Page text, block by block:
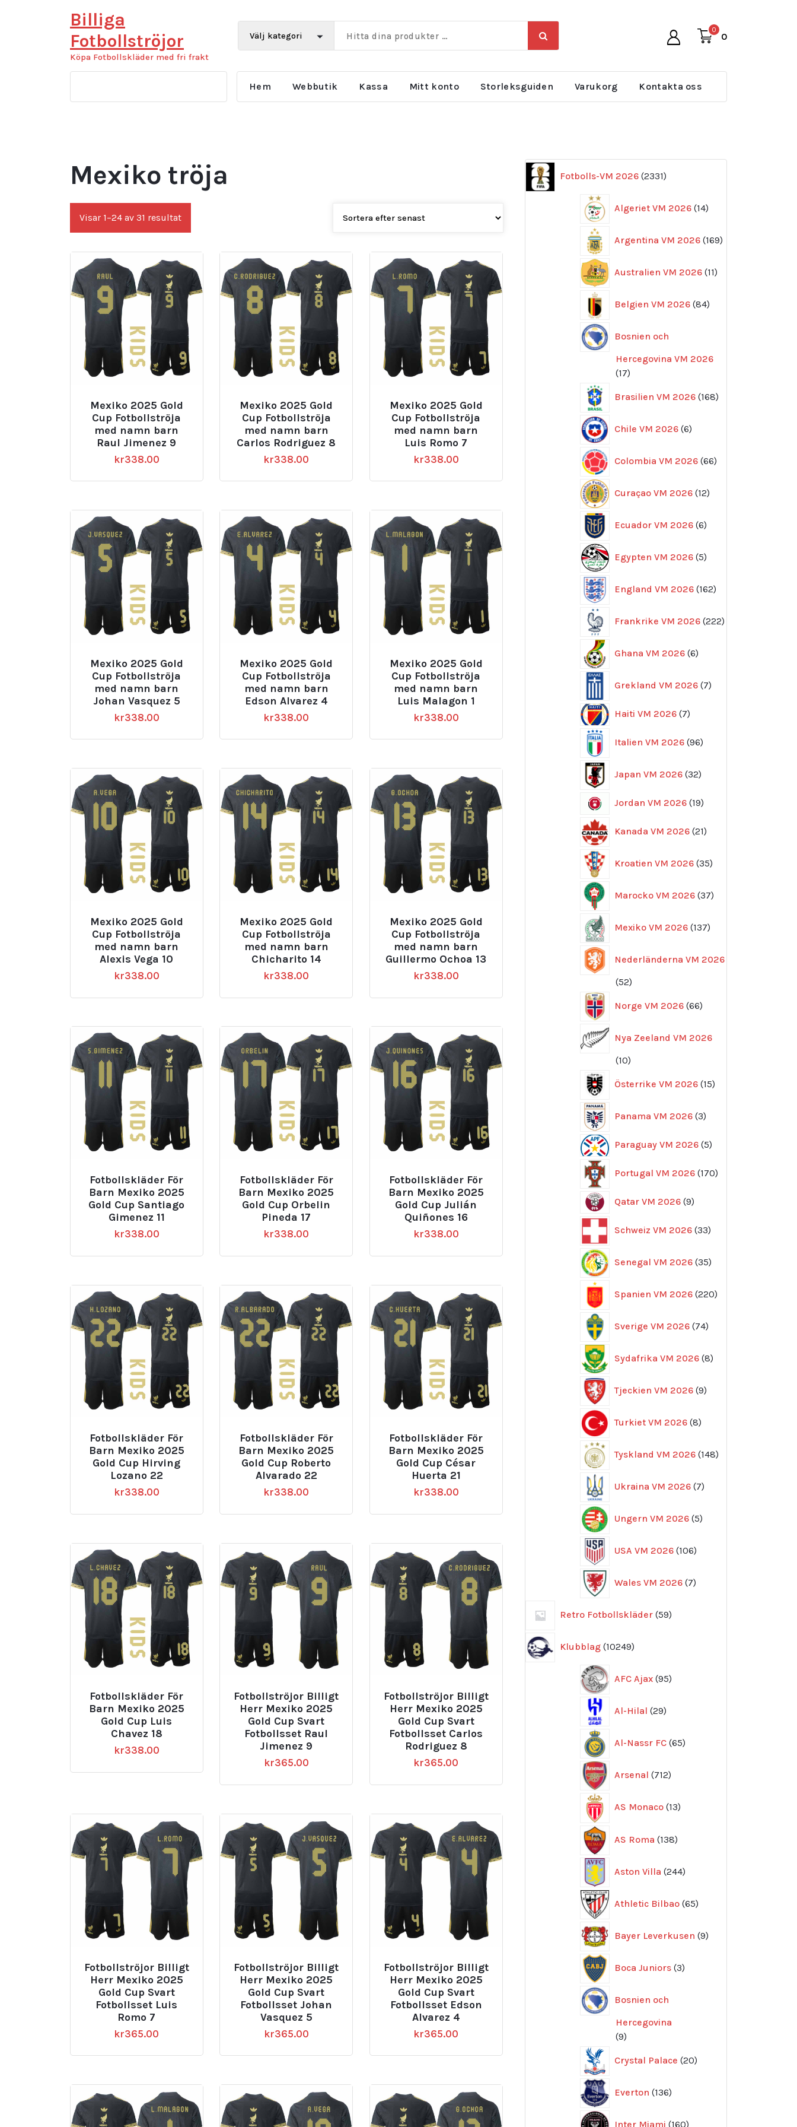
Billiga
Fotbollströjor
Köpa Fotbollskläder med fri frakt
0
0
Hem Webbutik Kassa Mitt konto Storleksguiden Varukorg Kontakta oss
Mexiko tröja
Visar 1–24 av 31 resultatSortera
efter
Mexiko 2025 Gold
Cup Fotbollströja
med namn barn
Raul Jimenez 9
kr338.00
Mexiko 2025 Gold
Cup Fotbollströja
med namn barn
Carlos Rodriguez 8
kr338.00
Mexiko 2025 Gold
Cup Fotbollströja
med namn barn
Luis Romo 7
kr338.00
Mexiko 2025 Gold
Cup Fotbollströja
med namn barn
Johan Vasquez 5
kr338.00
Mexiko 2025 Gold
Cup Fotbollströja
med namn barn
Edson Alvarez 4
kr338.00
Mexiko 2025 Gold
Cup Fotbollströja
med namn barn
Luis Malagon 1
kr338.00
Mexiko 2025 Gold
Cup Fotbollströja
med namn barn
Alexis Vega 10
kr338.00
Mexiko 2025 Gold
Cup Fotbollströja
med namn barn
Chicharito 14
kr338.00
Mexiko 2025 Gold
Cup Fotbollströja
med namn barn
Guillermo Ochoa 13
kr338.00
Fotbollskläder För
Barn Mexiko 2025
Gold Cup Santiago
Gimenez 11
kr338.00
Fotbollskläder För
Barn Mexiko 2025
Gold Cup Orbelin
Pineda 17
kr338.00
Fotbollskläder För
Barn Mexiko 2025
Gold Cup Julián
Quiñones 16
kr338.00
Fotbollskläder För
Barn Mexiko 2025
Gold Cup Hirving
Lozano 22
kr338.00
Fotbollskläder För
Barn Mexiko 2025
Gold Cup Roberto
Alvarado 22
kr338.00
Fotbollskläder För
Barn Mexiko 2025
Gold Cup César
Huerta 21
kr338.00
Fotbollskläder För
Barn Mexiko 2025
Gold Cup Luis
Chavez 18
kr338.00
Fotbollströjor Billigt
Herr Mexiko 2025
Gold Cup Svart
Fotbollsset Raul
Jimenez 9
kr365.00
Fotbollströjor Billigt
Herr Mexiko 2025
Gold Cup Svart
Fotbollsset Carlos
Rodriguez 8
kr365.00
Fotbollströjor Billigt
Herr Mexiko 2025
Gold Cup Svart
Fotbollsset Luis
Romo 7
kr365.00
Fotbollströjor Billigt
Herr Mexiko 2025
Gold Cup Svart
Fotbollsset Johan
Vasquez 5
kr365.00
Fotbollströjor Billigt
Herr Mexiko 2025
Gold Cup Svart
Fotbollsset Edson
Alvarez 4
kr365.00
Fotbolls-VM 2026 2331
produkter
Algeriet VM 2026 14
produkter
Argentina VM 2026 169
produkter
Australien VM 2026 11
produkter
Belgien VM 2026 84
produkter
Bosnien och
Hercegovina VM 2026
1717
Brasilien VM 2026 168
produkter
Chile VM 2026 6
produkter
Colombia VM 2026 66
produkter
Curaçao VM 2026 12
produkter
Ecuador VM 2026 6
produkter
Egypten VM 2026 5
produkter
England VM 2026 162
produkter
Frankrike VM 2026 222
produkter
Ghana VM 2026 6
produkter
Grekland VM 2026 7
produkter
Haiti VM 2026 77
Italien VM 2026 96
produkter
Japan VM 2026 32
produkter
Jordan VM 2026 1919
Kanada VM 2026 21
produkter
Kroatien VM 2026 35
produkter
Marocko VM 2026 37
produkter
Mexiko VM 2026 137
produkter
Nederländerna VM 2026
5252
Norge VM 2026 66
produkter
Nya Zeeland VM 2026
1010
Österrike VM 2026 15
produkter
Panama VM 2026 3
produkter
Paraguay VM 2026 55
Portugal VM 2026 170
produkter
Qatar VM 2026 99
Schweiz VM 2026 33
produkter
Senegal VM 2026 35
produkter
Spanien VM 2026 220
produkter
Sverige VM 2026 74
produkter
Sydafrika VM 2026 8
produkter
Tjeckien VM 2026 9
produkter
Turkiet VM 2026 8
produkter
Tyskland VM 2026 148
produkter
Ukraina VM 2026 7
produkter
Ungern VM 2026 5
produkter
USA VM 2026 106
produkter
Wales VM 2026 7
produkter
Retro Fotbollskläder 59
produkter
Klubblag 10249
produkter
AFC Ajax 95
produkter
Al-Hilal 29
produkter
Al-Nassr FC 65
produkter
Arsenal 712
produkter
AS Monaco 13
produkter
AS Roma 138
produkter
Aston Villa 244
produkter
Athletic Bilbao 65
produkter
Bayer Leverkusen 9
produkter
Boca Juniors 3
produkter
Bosnien och
Hercegovina
99
Crystal Palace 20
produkter
Everton 136
produkter
Inter Miami 160